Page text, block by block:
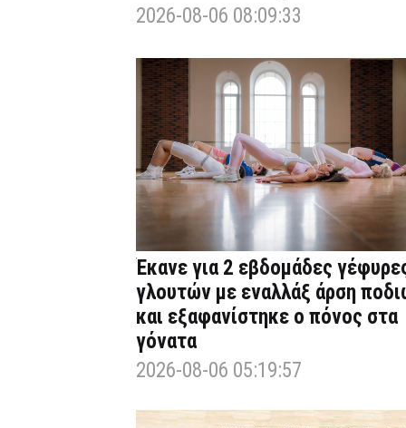
2026-08-06 08:09:33
Έκανε για 2 εβδομάδες
γλουτών με εναλλάξ άρση
και εξαφανίστηκε ο πόνος στα
γόνατα
2026-08-06 05:19:57